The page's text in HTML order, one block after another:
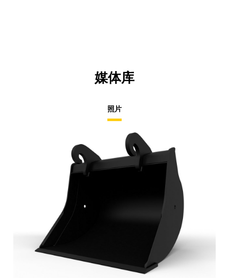
媒体库
照片